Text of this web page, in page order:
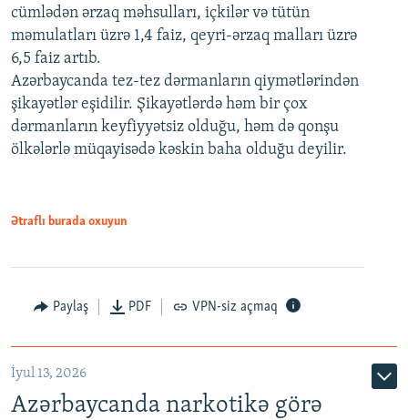
cümlədən ərzaq məhsulları, içkilər və tütün
məmulatları üzrə 1,4 faiz, qeyri-ərzaq malları üzrə
6,5 faiz artıb.
Azərbaycanda tez-tez dərmanların qiymətlərindən
şikayətlər eşidilir. Şikayətlərdə həm bir çox
dərmanların keyfiyyətsiz olduğu, həm də qonşu
ölkələrlə müqayisədə kəskin baha olduğu deyilir.
Ətraflı burada oxuyun
Paylaş PDF VPN-siz açmaq
İyul 13, 2026
Azərbaycanda narkotikə görə